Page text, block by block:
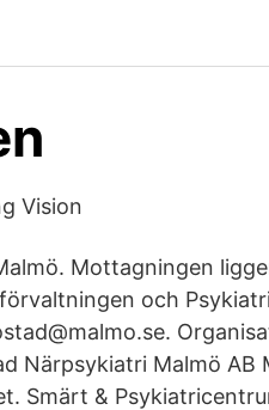
Vision
Mottagningen
och
Närpsykiatri Malmö AB
Smärt &